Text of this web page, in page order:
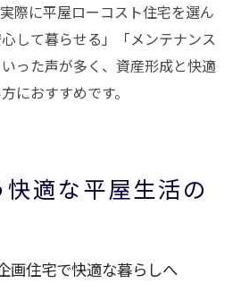
際に平屋ローコスト住宅を選ん
して暮らせる」「メンテナンス
った声が多く、資産形成と快適
におすすめです。
適な平屋生活の
画住宅で快適な暮らしへ